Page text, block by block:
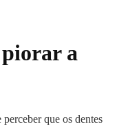
a
que os dentes